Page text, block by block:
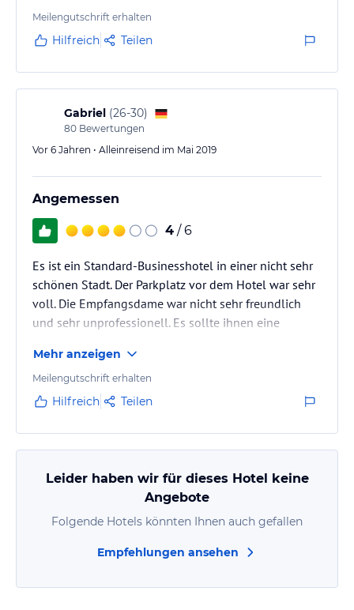
Meilengutschrift erhalten
Hilfreich Teilen
Gabriel (26-30)
80 Bewertungen
Vor 6 Jahren • Alleinreisend im Mai 2019
Angemessen
4 / 6
Es ist ein Standard-Businesshotel in einer nicht sehr
schönen Stadt. Der Parkplatz vor dem Hotel war sehr
voll. Die Empfangsdame war nicht sehr freundlich
und sehr unprofessionell. Es sollte ihnen eine
kommenden Gast willkommen zu heißen, eher "could
you please pay now" statt "you must pay now"...etc.),
wie man mit Gästen umgeht.
Mehr anzeigen
Meilengutschrift erhalten
Hilfreich Teilen
Leider haben wir für dieses Hotel keine
Angebote
Folgende Hotels könnten Ihnen auch gefallen
Empfehlungen ansehen